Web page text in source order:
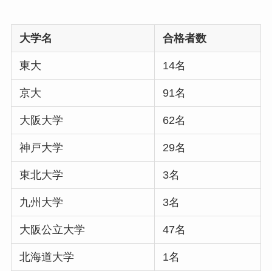
大学名 合格者数
東大 14名
京大 91名
大阪大学 62名
神戸大学 29名
東北大学 3名
九州大学 3名
大阪公立大学 47名
北海道大学 1名